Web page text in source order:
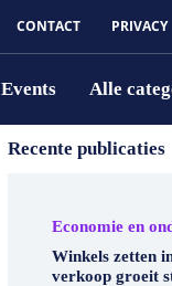
CONTACT PRIVACY
Events Alle
Recente publicaties
Economie en
Winkels zetten
verkoop groeit